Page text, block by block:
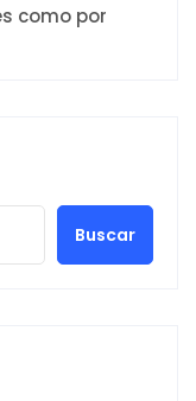
como por
Buscar